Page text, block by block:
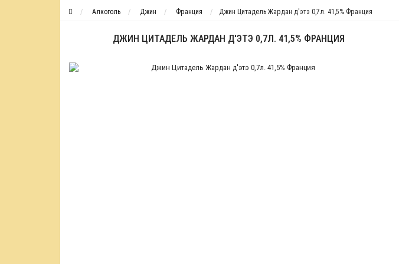
Алкоголь Джин Франция Джин Цитадель Жардан д'этэ 0,7л. 41,5% Франция
ДЖИН ЦИТАДЕЛЬ ЖАРДАН Д'ЭТЭ 0,7Л. 41,5% ФРАНЦИЯ